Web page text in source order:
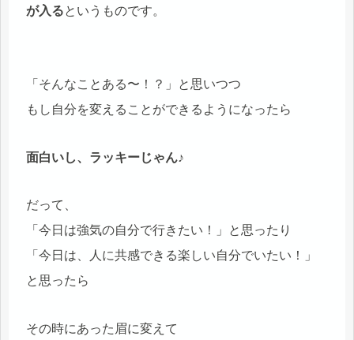
が入るというものです。
「そんなことある〜！？」と思いつつ
もし自分を変えることができるようになったら
面白いし、ラッキーじゃん♪
だって、
「今日は強気の自分で行きたい！」と思ったり
「今日は、人に共感できる楽しい自分でいたい！」
と思ったら
その時にあった眉に変えて